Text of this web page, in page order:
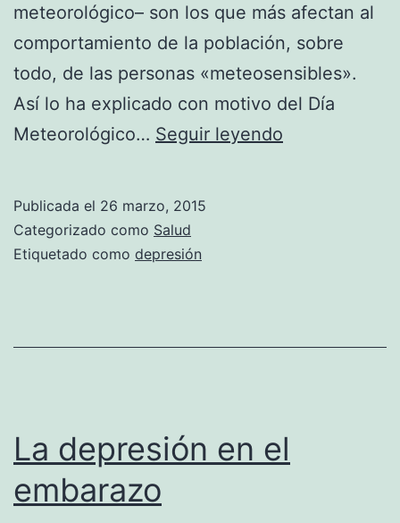
meteorológico– son los que más afectan al
comportamiento de la población, sobre
todo, de las personas «meteosensibles».
Así lo ha explicado con motivo del Día
Meteorológico… Seguir leyendo
tiempo
Publicada el 26 marzo, 2015
Categorizado como Salud
Etiquetado como depresión
La depresión en el
embarazo